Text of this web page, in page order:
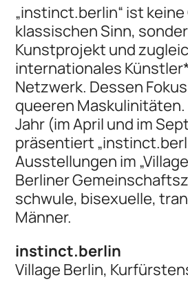
„instinct.berlin“ ist keine
klassischen Sinn,
Kunstprojekt und
internationales
Netzwerk. Dessen
queeren Maskulinitäten.
Jahr (im April und im
präsentiert
Ausstellungen im
Berliner
schwule, bisexuelle,
Männer.
instinct.berlin
Village Berlin,